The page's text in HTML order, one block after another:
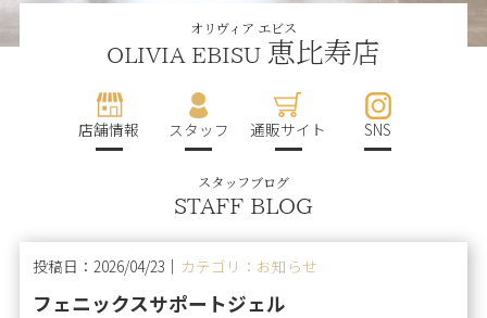
オリヴィア エビス
OLIVIA EBISU 恵比寿店
店舗情報 スタッフ 通販サイト SNS
スタッフブログ
STAFF BLOG
投稿日：2026/04/23｜ カテゴリ：お知らせ
フェニックスサポートジェル